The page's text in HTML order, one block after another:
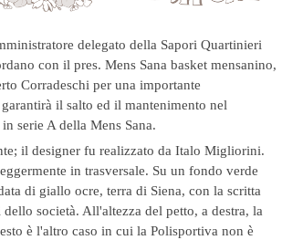
delegato della Sapori Quartinieri
con il pres. Mens Sana basket mensanino,
Corradeschi per una importante
il salto ed il mantenimento nel
serie A della Mens Sana.
il designer fu realizzato da Italo Migliorini.
in trasversale. Su un fondo verde
di giallo ocre, terra di Siena, con la scritta
società. All'altezza del petto, a destra, la
è l'altro caso in cui la Polisportiva non è